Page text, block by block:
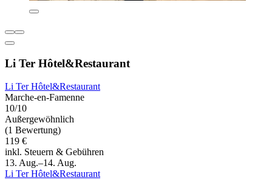
Li Ter Hôtel&Restaurant
Li Ter Hôtel&Restaurant
Marche-en-Famenne
10/10
Außergewöhnlich
(1 Bewertung)
119 €
inkl. Steuern & Gebühren
13. Aug.–14. Aug.
Li Ter Hôtel&Restaurant